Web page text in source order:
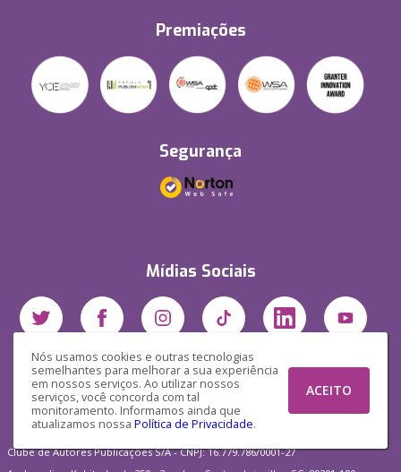
Nós usamos cookies e outras tecnologias
semelhantes para melhorar a sua experiência
em nossos serviços. Ao utilizar nossos
serviços, você concorda com tal
monitoramento. Informamos ainda que
atualizamos nossa Política de Privacidade.
ACEITO
Premiações
Segurança
Mídias Sociais
Clube de Autores Publicações S/A - CNPJ: 16.779.786/0001-27